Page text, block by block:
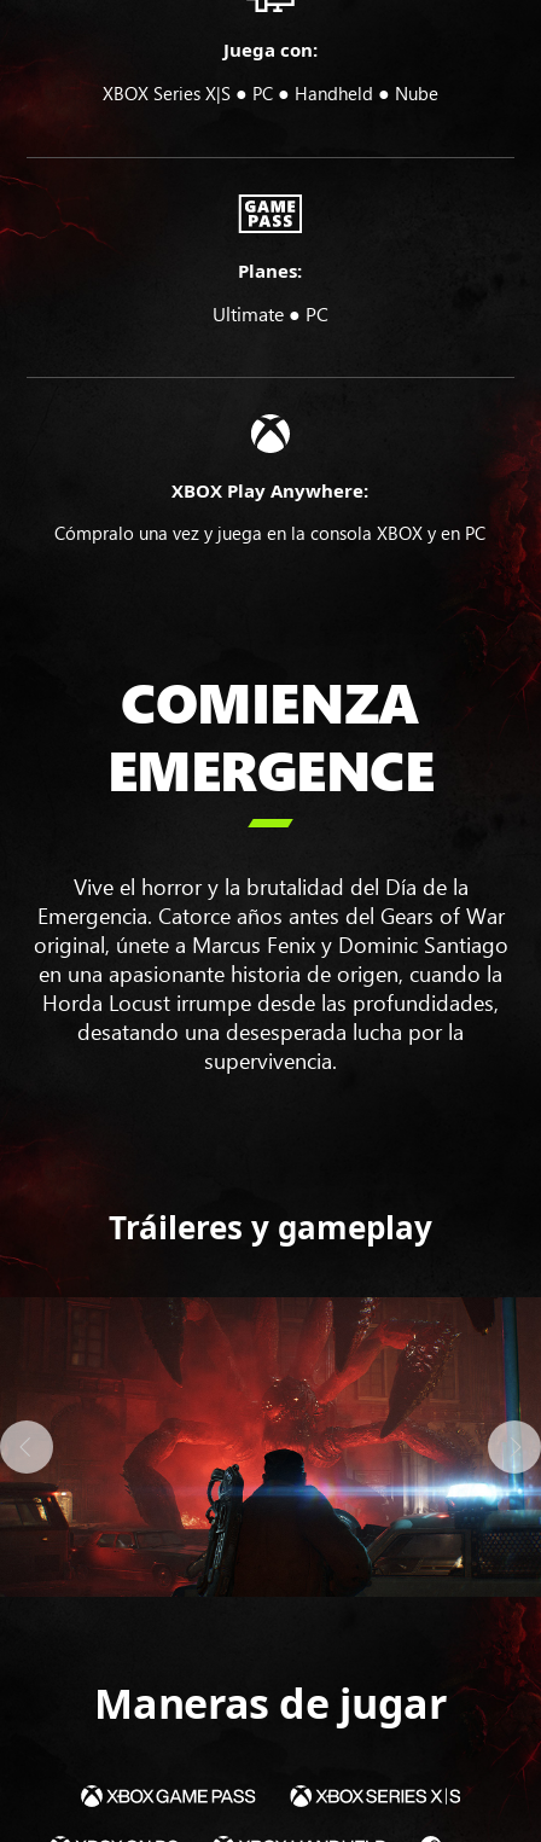
Juega con:
XBOX Series X|S ● PC ● Handheld ● Nube
Planes:
Ultimate ● PC
XBOX Play Anywhere:
Cómpralo una vez y juega en la consola XBOX y en PC
COMIENZA
EMERGENCE

Vive el horror y la brutalidad del Día de la
Emergencia. Catorce años antes del Gears of War
original, únete a Marcus Fenix ​​y Dominic Santiago
en una apasionante historia de origen, cuando la
Horda Locust irrumpe desde las profundidades,
desatando una desesperada lucha por la
supervivencia.
Tráileres y gameplay
Maneras de jugar